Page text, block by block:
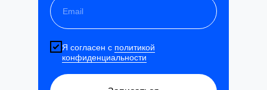
Я согласен с политикой
конфиденциальности